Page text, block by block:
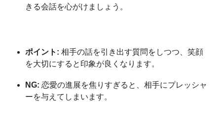
きる会話を心がけましょう。
ポイント: 相手の話を引き出す質問をしつつ、笑顔
を大切にすると印象が良くなります。
NG: 恋愛の進展を焦りすぎると、相手にプレッシャ
ーを与えてしまいます。